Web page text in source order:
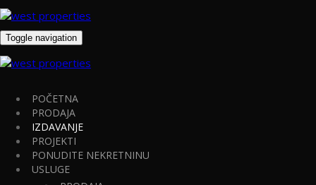
Toggle navigation
POČETNA
PRODAJA
IZDAVANJE
PROJEKTI
PONUDITE NEKRETNINU
USLUGE
(možete selektovati više)
- Izaberite
Garsonjera
Jednosoban
Jednoiposoban
Dvosoban
Dvoiposoban
Trosoban